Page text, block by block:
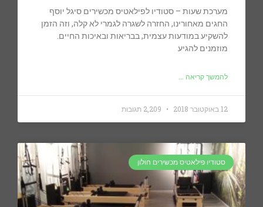
מערכת שעות – סטודיו לפילאטיס מכשירים סיגל יוסף
החגים מאחורינו, החזרה לשגרה לגמרי לא קלה, וזה הזמן
להשקיע במודעות עצמית, בבריאות ובאיכות החיים.
מוזמנים להגיע
להמשך קריאה ...
12 באוקטובר 2018
סטודיו פילאטיס מכשירים חולון